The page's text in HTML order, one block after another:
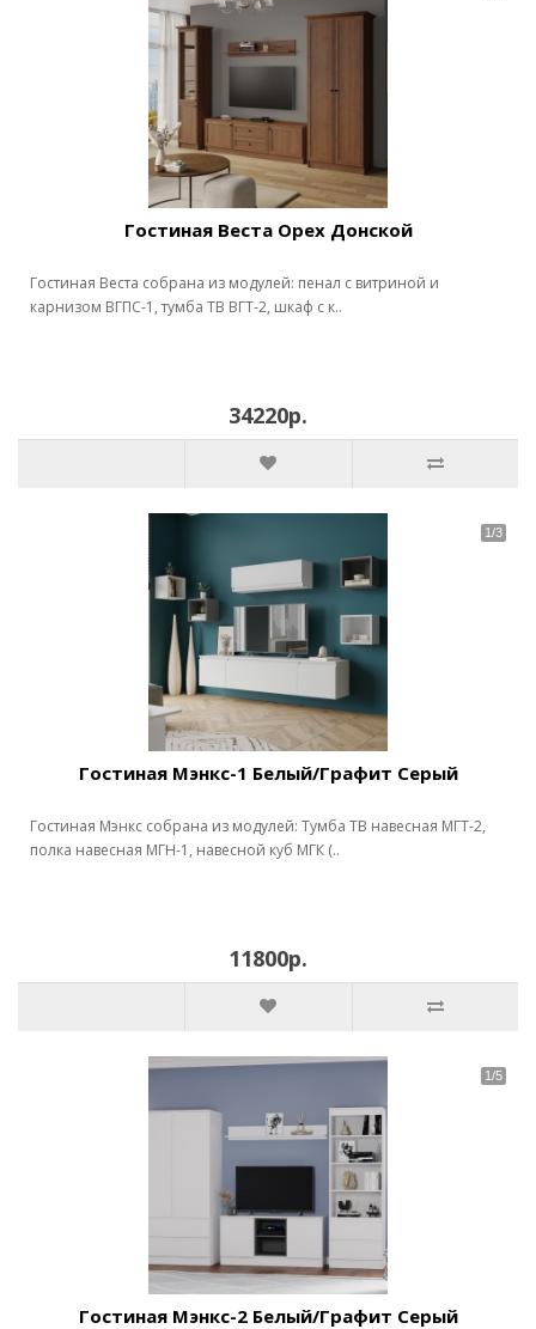
Гостиная Веста Орех Донской
Гостиная Веста собрана из модулей: пенал с витриной и
карнизом ВГПС-1, тумба ТВ ВГТ-2, шкаф с к..
34220р.
Гостиная Мэнкс-1 Белый/Графит Серый
Гостиная Мэнкс собрана из модулей: Тумба ТВ навесная МГТ-2,
полка навесная МГН-1, навесной куб МГК (..
11800р.
Гостиная Мэнкс-2 Белый/Графит Серый